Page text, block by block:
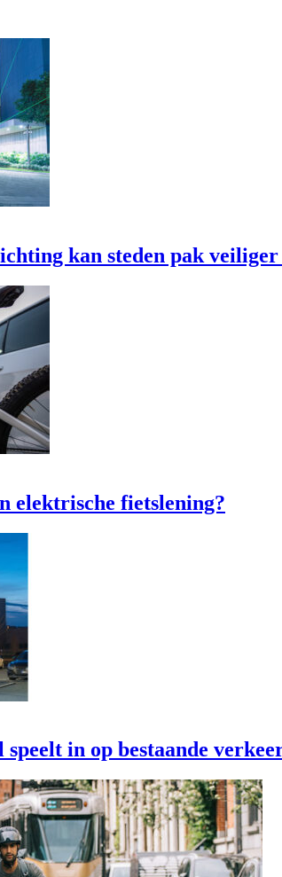
kan steden pak
elektrische fietslening?
in op bestaande